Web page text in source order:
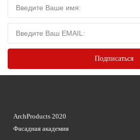
ArchProducts 2020
Фасадная академия